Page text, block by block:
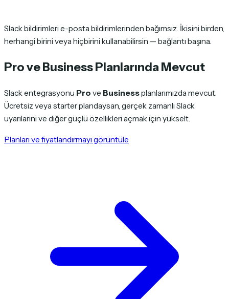
Slack bildirimleri e-posta bildirimlerinden bağımsız. İkisini birden,
herhangi birini veya hiçbirini kullanabilirsin — bağlantı başına.
Pro ve Business Planlarında Mevcut
Slack entegrasyonu Pro ve Businessplanlarımızda mevcut.
Ücretsiz veya starter plandaysan, gerçek zamanlı Slack
uyarılarını ve diğer güçlü özellikleri açmak için yükselt.
Planları ve fiyatlandırmayı görüntüle